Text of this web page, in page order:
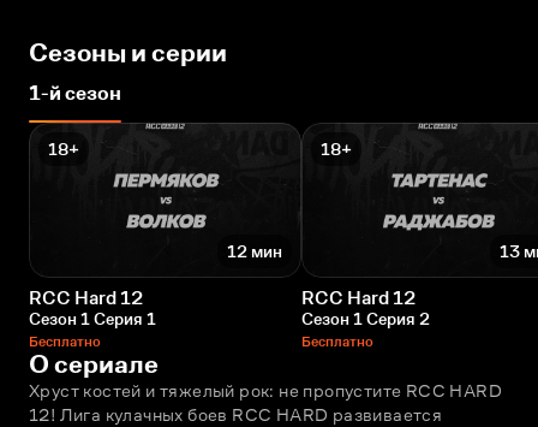
Сезоны и серии
1-й сезон
18+
12 мин
RCC Hard 12
Сезон 1 Серия 1
Бесплатно
18+
13
RCC Hard 12
Сезон 1 Серия 2
Бесплатно
О сериале
Хруст костей и тяжелый рок: не пропустите RCC HARD
12! Лига кулачных боев RCC HARD развивается